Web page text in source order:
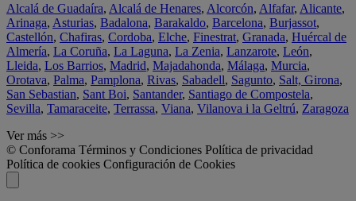
Alcalá de Guadaíra, Alcalá de Henares, Alcorcón, Alfafar, Alicante,
Arinaga, Asturias, Badalona, Barakaldo, Barcelona, Burjassot,
Castellón, Chafiras, Cordoba, Elche, Finestrat, Granada, Huércal de
Almería, La Coruña, La Laguna, La Zenia, Lanzarote, León,
Lleida, Los Barrios, Madrid, Majadahonda, Málaga, Murcia,
Orotava, Palma, Pamplona, Rivas, Sabadell, Sagunto, Salt, Girona,
San Sebastian, Sant Boi, Santander, Santiago de Compostela,
Sevilla, Tamaraceite, Terrassa, Viana, Vilanova i la Geltrú, Zaragoza
Ver más >>
© Conforama Términos y Condiciones Política de privacidad
Política de cookies Configuración de Cookies